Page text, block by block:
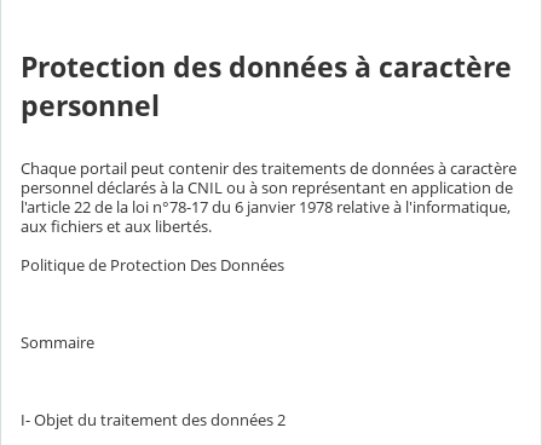
Protection des données à caractère
personnel
Chaque portail peut contenir des traitements de données à caractère
personnel déclarés à la CNIL ou à son représentant en application de
l'article 22 de la loi n°78-17 du 6 janvier 1978 relative à l'informatique,
aux fichiers et aux libertés.
Politique de Protection Des Données
Sommaire
I- Objet du traitement des données2